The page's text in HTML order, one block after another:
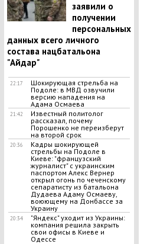
заявили о
получении
персональных
данных всего личного
состава нацбатальона
"Айдар"
22:17
​Шокирующая стрельба на
Подоле: в МВД озвучили
версию нападения на
Адама Осмаева
21:42
Известный политолог
рассказал, почему
Порошенко не переизберут
на второй срок
20:36
Кадры шокирующей
стрельбы на Подоле в
Киеве: "французский
журналист" с украинским
паспортом Алекс Вернер
открыл огонь по чеченскому
сепаратисту из батальона
Дудаева Адаму Осмаеву,
воюющему на Донбассе за
Украину
20:34
"Яндекс" уходит из Украины:
компания решила закрыть
свои офисы в Киеве и
Одессе